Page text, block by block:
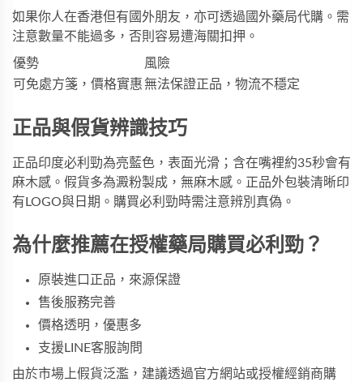
如果你人在香港但有國外朋友，亦可透過國外藥局代購。需
注意數量不能過多，否則容易遭海關扣押。
優勢
風險
可免處方箋，價格實惠無法保證正品，物流不穩定
正品與假貨辨識技巧
正品印度必利勁為亮藍色，表面光滑；含在嘴裡約35秒會有
麻木感。假貨多為澱粉製成，無麻木感。正品外包裝清晰印
有LOGO與日期。購買必利勁時需注意辨別真偽。
為什麼推薦在授權藥局購買必利勁？
原裝進口正品，來源保證
售後服務完善
價格透明，優惠多
支援LINE客服詢問
由於市場上假貨泛濫，建議透過官方網站或授權經銷商購